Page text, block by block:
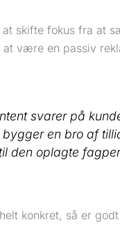
at skifte fokus fra at
at være en passiv
svarer på
en bro af
den oplagte
konkret, så er